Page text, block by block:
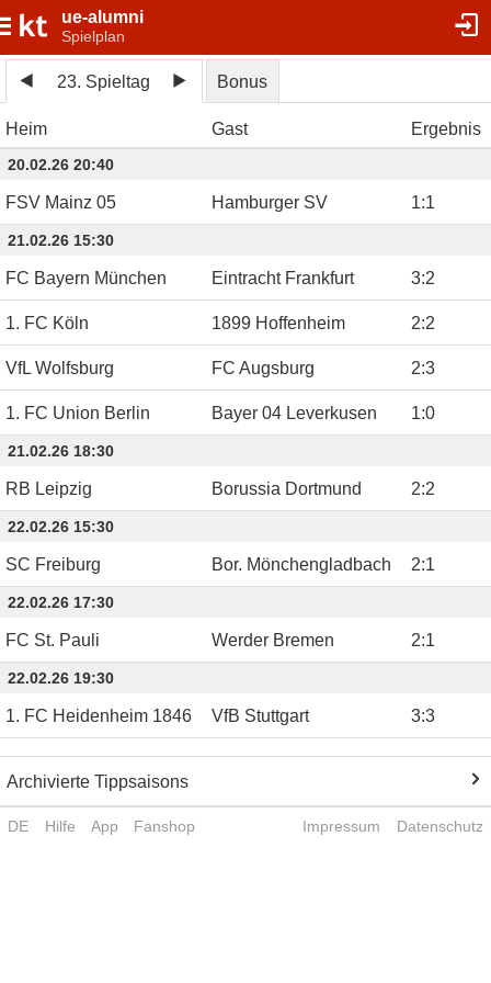
ue-alumni
Spielplan
23. Spieltag Bonus
Heim Gast Ergebnis
20.02.26 20:40
FSV Mainz 05 Hamburger SV 1:1
21.02.26 15:30
FC Bayern München Eintracht Frankfurt 3:2
1. FC Köln 1899 Hoffenheim 2:2
VfL Wolfsburg FC Augsburg 2:3
1. FC Union Berlin Bayer 04 Leverkusen 1:0
21.02.26 18:30
RB Leipzig Borussia Dortmund 2:2
22.02.26 15:30
SC Freiburg Bor. Mönchengladbach 2:1
22.02.26 17:30
FC St. Pauli Werder Bremen 2:1
22.02.26 19:30
1. FC Heidenheim 1846 VfB Stuttgart 3:3
Archivierte Tippsaisons
DE Hilfe App Fanshop Impressum Datenschutz